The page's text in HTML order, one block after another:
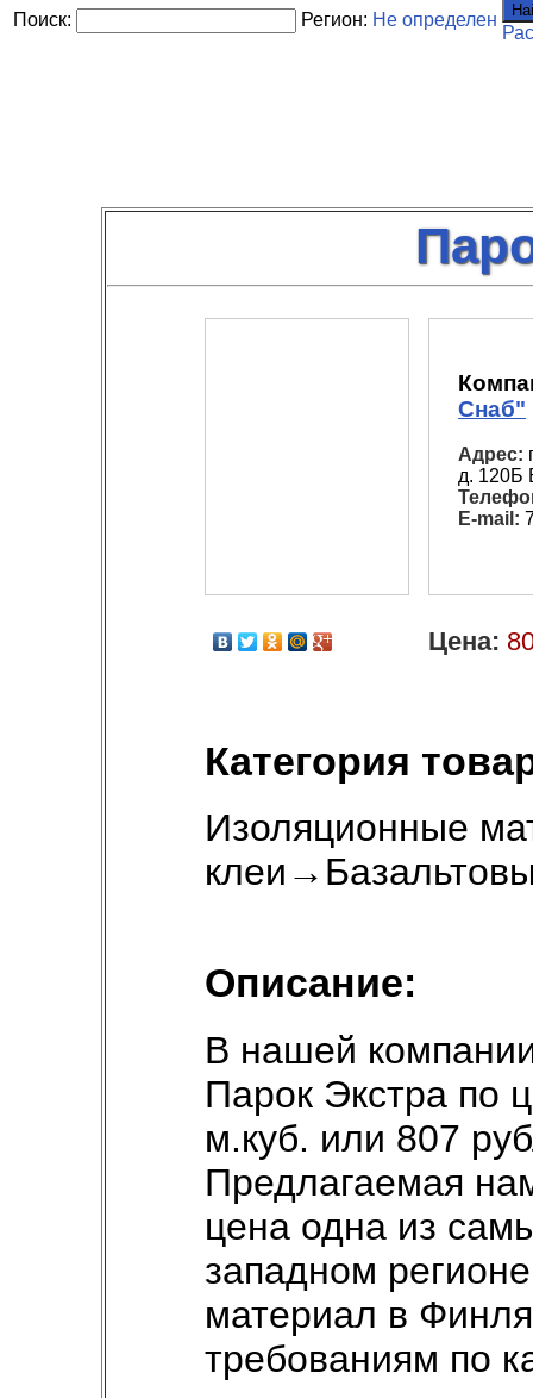
Поиск: Регион: Не определен
Снаб"
Адрес:
д. 120Б
E-mail:
Цена:
Категория
Изоляционные
клеи →
Описание:
В нашей
Парок Экстра по
м.куб. или 807
Предлагаемая
цена одна из
западном
материал в
требованиям по